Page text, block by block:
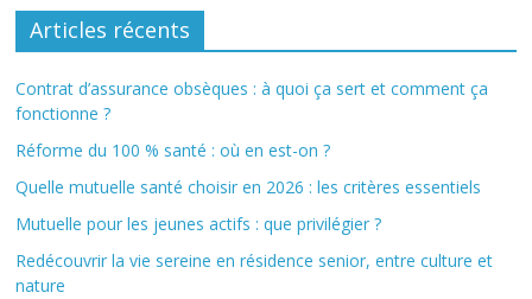
Articles récents
Contrat d’assurance obsèques : à quoi ça sert et comment ça
fonctionne ?
Réforme du 100 % santé : où en est-on ?
Quelle mutuelle santé choisir en 2026 : les critères essentiels
Mutuelle pour les jeunes actifs : que privilégier ?
Redécouvrir la vie sereine en résidence senior, entre culture et
nature